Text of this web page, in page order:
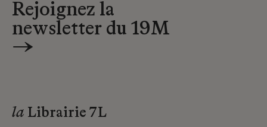
Rejoignez la
newsletter du 19M
→
la Librairie 7L